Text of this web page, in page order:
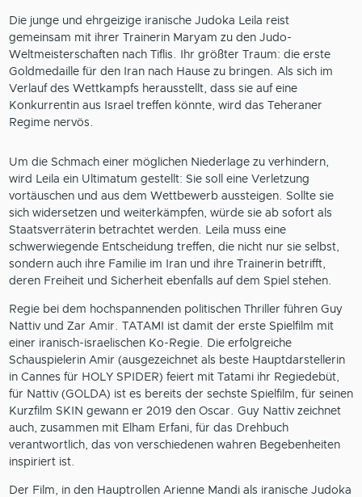
Die junge und ehrgeizige iranische Judoka Leila reist
gemeinsam mit ihrer Trainerin Maryam zu den Judo-
Weltmeisterschaften nach Tiflis. Ihr größter Traum: die erste
Goldmedaille für den Iran nach Hause zu bringen. Als sich im
Verlauf des Wettkampfs herausstellt, dass sie auf eine
Konkurrentin aus Israel treffen könnte, wird das Teheraner
Regime nervös.
Um die Schmach einer möglichen Niederlage zu verhindern,
wird Leila ein Ultimatum gestellt: Sie soll eine Verletzung
vortäuschen und aus dem Wettbewerb aussteigen. Sollte sie
sich widersetzen und weiterkämpfen, würde sie ab sofort als
Staatsverräterin betrachtet werden. Leila muss eine
schwerwiegende Entscheidung treffen, die nicht nur sie selbst,
sondern auch ihre Familie im Iran und ihre Trainerin betrifft,
deren Freiheit und Sicherheit ebenfalls auf dem Spiel stehen.
Regie bei dem hochspannenden politischen Thriller führen Guy
Nattiv und Zar Amir. TATAMI ist damit der erste Spielfilm mit
einer iranisch-israelischen Ko-Regie. Die erfolgreiche
Schauspielerin Amir (ausgezeichnet als beste Hauptdarstellerin
in Cannes für HOLY SPIDER) feiert mit Tatami ihr Regiedebüt,
für Nattiv (GOLDA) ist es bereits der sechste Spielfilm, für seinen
Kurzfilm SKIN gewann er 2019 den Oscar. Guy Nattiv zeichnet
auch, zusammen mit Elham Erfani, für das Drehbuch
verantwortlich, das von verschiedenen wahren Begebenheiten
inspiriert ist.
Der Film, in den Hauptrollen Arienne Mandi als iranische Judoka